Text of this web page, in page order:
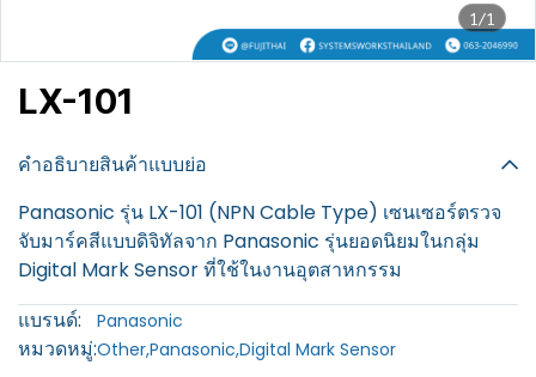
1/1
LX-101
คำอธิบายสินค้าแบบย่อ
Panasonic รุ่น LX-101 (NPN Cable Type) เซนเซอร์ตรวจ
จับมาร์คสีแบบดิจิทัลจาก Panasonic รุ่นยอดนิยมในกลุ่ม
Digital Mark Sensor ที่ใช้ในงานอุตสาหกรรม
แบรนด์:
Panasonic
หมวดหมู่:Other,Panasonic,Digital Mark Sensor